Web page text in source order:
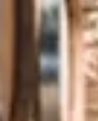
Visite cave
Visite cave &
Visite cave &
Visite cave &
Visite rhumerie
Visite cave &
Domaines viticoles